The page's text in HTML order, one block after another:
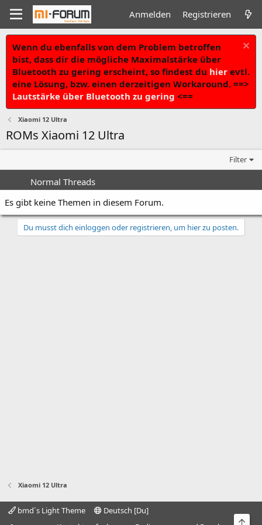
Anmelden Registrieren
Wenn du ebenfalls von dem Problem betroffen
bist, dass dir die mögliche Maximalstärke über
Bluetooth zu gering erscheint, so findest du hier evtl.
eine Lösung, bzw. einen derzeitigen Workaround. ==>
Lautstärke über Bluetooth zu gering <==
Xiaomi 12 Ultra
ROMs Xiaomi 12 Ultra
Filter
Normal Threads
Es gibt keine Themen in diesem Forum.
Du musst dich einloggen oder registrieren, um hier zu posten.
Xiaomi 12 Ultra
bmd´s Light Theme
Deutsch [Du]